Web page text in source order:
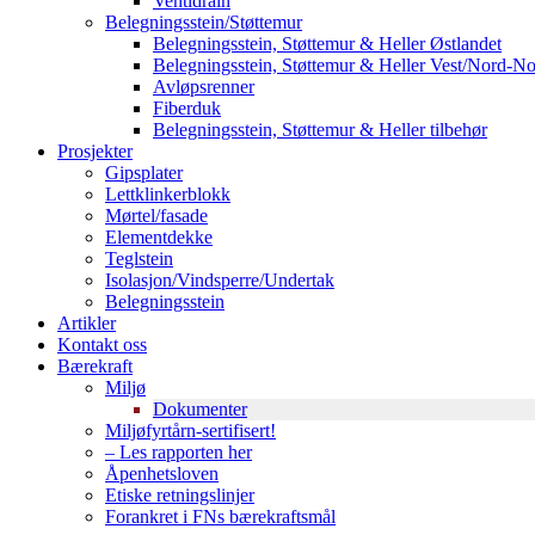
Belegningsstein/Støttemur
Belegningsstein, Støttemur & Heller Østlandet
Belegningsstein, Støttemur & Heller Vest/Nord-
Avløpsrenner
Fiberduk
Belegningsstein, Støttemur & Heller tilbehør
Prosjekter
Gipsplater
Lettklinkerblokk
Mørtel/fasade
Elementdekke
Teglstein
Isolasjon/Vindsperre/Undertak
Belegningsstein
Artikler
Kontakt oss
Bærekraft
Miljø
Dokumenter
Miljøfyrtårn-sertifisert!
– Les rapporten her
Åpenhetsloven
Etiske retningslinjer
Forankret i FNs bærekraftsmål